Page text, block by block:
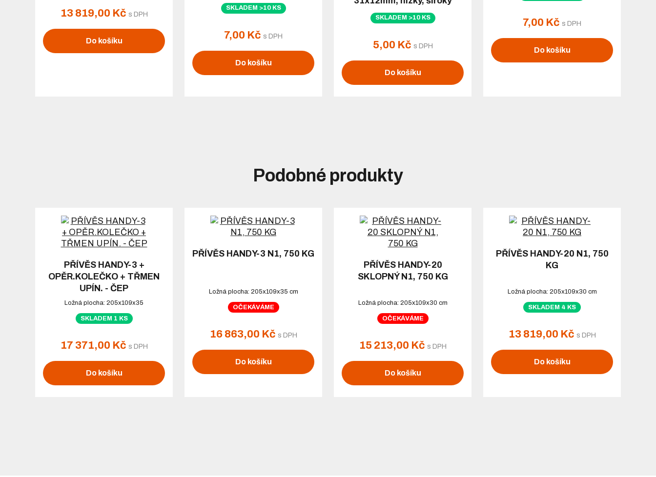
13 819,00 Kč s DPH
Do košíku
plechu)
SKLADEM >10 KS
7,00 Kč s DPH
Do košíku
SKLADEM >10 KS
5,00 Kč s DPH
Do košíku
7,00 Kč s DPH
Do košíku
Podobné produkty
PŘÍVĚS HANDY-3 +
OPĚR.KOLEČKO + TŘMEN
UPÍN. - ČEP
Ložná plocha: 205x109x35
SKLADEM 1 KS
17 371,00 Kč s DPH
Do košíku
PŘÍVĚS HANDY-3 N1, 750 KG
Ložná plocha: 205x109x35 cm
OČEKÁVÁME
16 863,00 Kč s DPH
Do košíku
PŘÍVĚS HANDY-20
SKLOPNÝ N1, 750 KG
Ložná plocha: 205x109x30 cm
OČEKÁVÁME
15 213,00 Kč s DPH
Do košíku
PŘÍVĚS HANDY-20 N1, 750
KG
Ložná plocha: 205x109x30 cm
SKLADEM 4 KS
13 819,00 Kč s DPH
Do košíku